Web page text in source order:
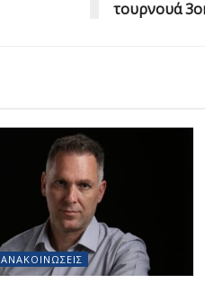
τουρνουά
ΑΝΑΚΟΙΝΏΣΕΙΣ